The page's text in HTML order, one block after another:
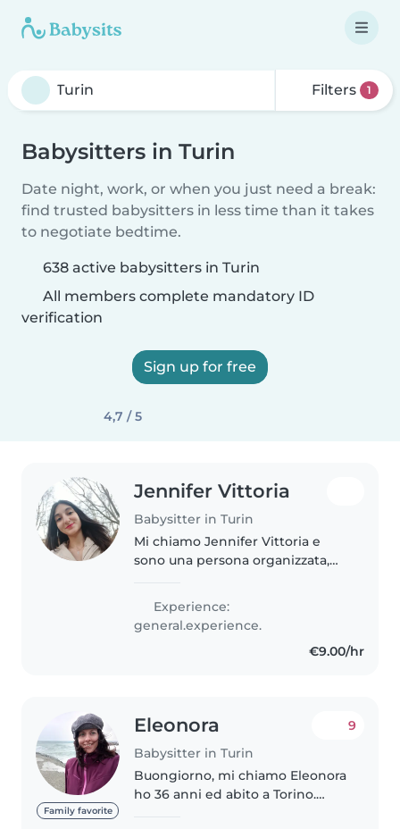
Filters 1
Babysitters in Turin
Date night, work, or when you just need a break:
find trusted babysitters in less time than it takes
to negotiate bedtime.
638 active babysitters in Turin
All members complete mandatory ID
verification
Sign up for free
4,7 / 5
Jennifer Vittoria
Babysitter in Turin
Mi chiamo Jennifer Vittoria e
sono una persona organizzata,
flessibilità oraria, pronta ad
adattarsi ai ritmi e agli imprevisti
Experience:
general.experience.
€9.00/hr
Family favorite
Eleonora
Babysitter in Turin
9
Buongiorno, mi chiamo Eleonora
ho 36 anni ed abito a Torino.